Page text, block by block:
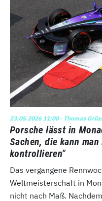
23.05.2026 11:00· Thomas
Porsche lässt in
Sachen, die kann
kontrollieren"
Das vergangene
Weltmeisterschaft in
nicht nach Maß.